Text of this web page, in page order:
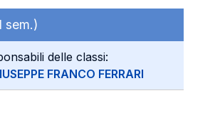
sem.)
delle classi:
FRANCO FERRARI